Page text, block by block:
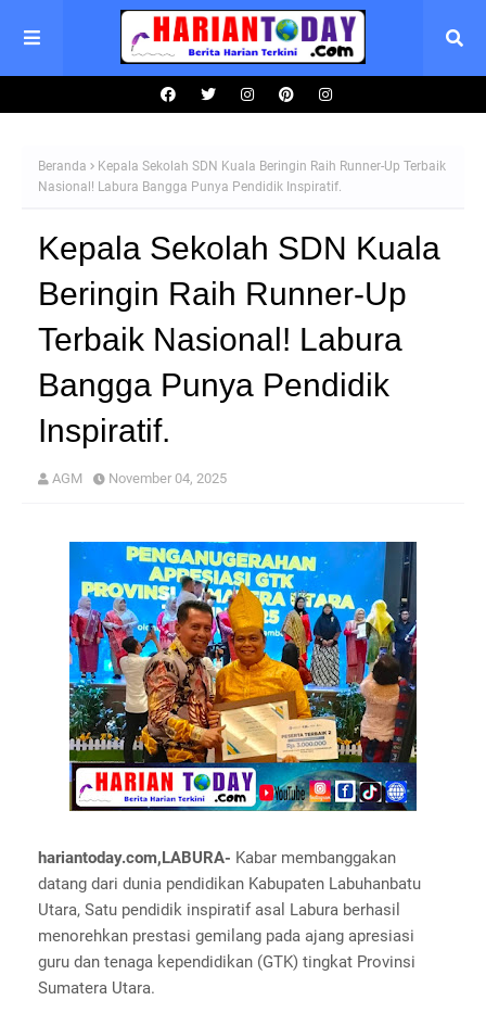
Beranda
Kepala Sekolah SDN Kuala Beringin Raih Runner-Up Terbaik
Nasional! Labura Bangga Punya Pendidik Inspiratif.
Kepala Sekolah SDN Kuala
Beringin Raih Runner-Up
Terbaik Nasional! Labura
Bangga Punya Pendidik
Inspiratif.
AGM November 04, 2025
hariantoday.com,LABURA- Kabar membanggakan
datang dari dunia pendidikan Kabupaten Labuhanbatu
Utara, Satu pendidik inspiratif asal Labura berhasil
menorehkan prestasi gemilang pada ajang apresiasi
guru dan tenaga kependidikan (GTK) tingkat Provinsi
Sumatera Utara.